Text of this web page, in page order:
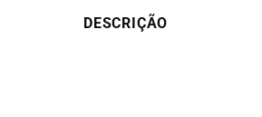
DESCRIÇÃO